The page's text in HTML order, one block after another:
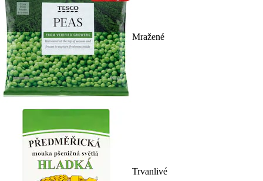
Mražené
Trvanlivé